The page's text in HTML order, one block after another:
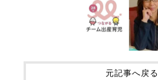
元記事へ戻る